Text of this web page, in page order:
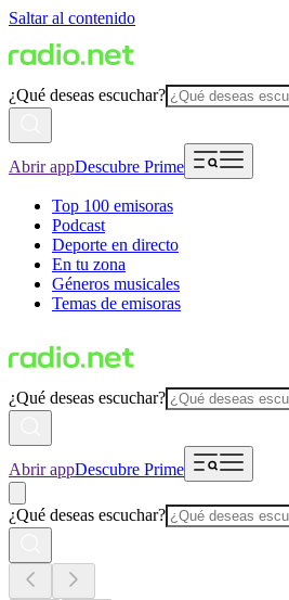
Saltar al contenido
¿Qué deseas escuchar?
Abrir appDescubre Prime
Top 100 emisoras
Podcast
Deporte en directo
En tu zona
Géneros musicales
Temas de emisoras
¿Qué deseas escuchar?
Abrir appDescubre Prime
¿Qué deseas escuchar?